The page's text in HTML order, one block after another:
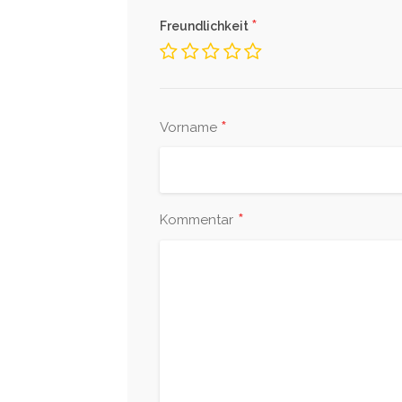
Freundlichkeit *
Vorname *
Kommentar *